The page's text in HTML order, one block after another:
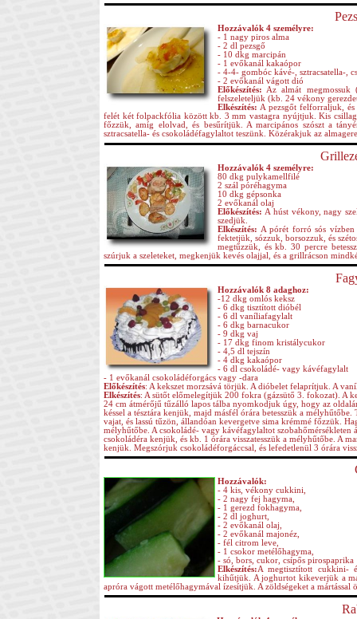
Hozzávalók 4 személyre:
- 1 nagy piros alma
- 2 dl pezsgő
- 10 dkg marcipán
- 1 evőkanál kakaópor
- 4-4- gombóc kávé-, sztracsatella-,
- 2 evőkanál vágott dió
Előkészítés: Az almát megmossuk
felszeleteljük (kb. 24 vékony
Elkészítés: A pezsgőt felforraljuk,
felét két folpackfólia között kb. 3 mm vastagra nyújtjuk. Kis
főzzük, amíg elolvad, és besűrítjük. A marcipános szószt a
sztracsatella- és csokoládéfagylaltot teszünk. Közérakjuk az
Hozzávalók 4 személyre:
80 dkg pulykamellfilé
2 szál póréhagyma
10 dkg gépsonka
2 evőkanál olaj
Előkészítés: A húst vékony, nagy
szedjük.
Elkészítés: A pórét forró sós vízben
fektetjük, sózzuk, borsozzuk, és
megtűzzük, és kb. 30 percre
szúrjuk a szeleteket, megkenjük kevés olajjal, és a grillrácson
Hozzávalók 8 adaghoz:
-12 dkg omlós keksz
- 6 dkg tisztított dióbél
- 6 dl vaníliafagylalt
- 6 dkg barnacukor
- 9 dkg vaj
- 17 dkg finom kristálycukor
- 4,5 dl tejszín
- 4 dkg kakaópor
- 6 dl csokoládé- vagy kávéfagylalt
- 1 evőkanál csokoládéforgács vagy -dara
Előkészítés: A kekszet morzsává törjük. A dióbelet felaprítjuk. A
Elkészítés: A sütőt előmelegítjük 200 fokra (gázsütő 3. fokozat). A
24 cm átmérőjű tűzálló lapos tálba nyomkodjuk úgy, hogy az
késsel a tésztára kenjük, majd másfél órára betesszük a
vajat, és lassú tűzön, állandóan kevergetve sima krémmé főzzük.
mélyhűtőbe. A csokoládé- vagy kávéfagylaltot
csokoládéra kenjük, és kb. 1 órára visszatesszük a mélyhűtőbe. A
kenjük. Megszórjuk csokoládéforgáccsal, és lefedetlenül 3 órára
Hozzávalók:
- 4 kis, vékony cukkini,
- 2 nagy fej hagyma,
- 1 gerezd fokhagyma,
- 2 dl joghurt,
- 2 evőkanál olaj,
- 2 evőkanál majonéz,
- fél citrom leve,
- 1 csokor metélőhagyma,
- só, bors, cukor, csípős pirospaprika
Elkészítés:A megtisztított cukkini-
kihűtjük. A joghurtot kikeverjük a
apróra vágott metélőhagymával ízesítjük. A zöldségeket a